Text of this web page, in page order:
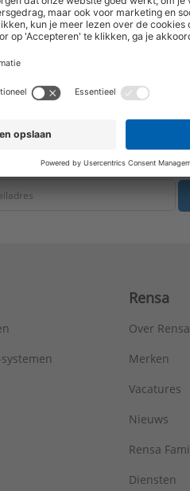
nieuwe
Rensa
Over Rensa
Merken
Vacatures
Nieuws
Rensa
Diensten